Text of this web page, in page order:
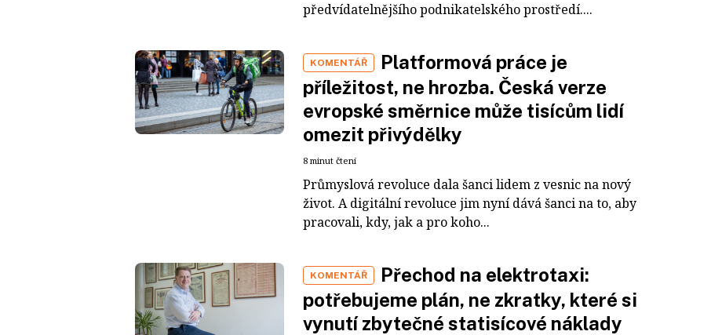
předvídatelnějšího podnikatelského prostředí....
KOMENTÁŘ
Platformová práce je
příležitost, ne hrozba. Česká verze
evropské směrnice může tisícům lidí
omezit přivýdělky
8 minut čtení
Průmyslová revoluce dala šanci lidem z vesnic na nový
život. A digitální revoluce jim nyní dává šanci na to, aby
pracovali, kdy, jak a pro koho...
KOMENTÁŘ
Přechod na elektrotaxi:
potřebujeme plán, ne zkratky, které si
vynutí zbytečné statisícové náklady